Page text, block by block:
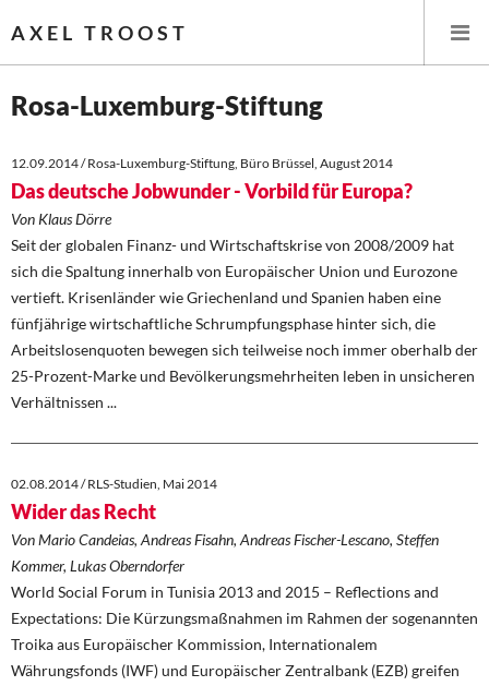
AXEL TROOST
Themen
Memo-Gruppe
Institut Solidarische Moderne
Rosa-Luxemburg-Stiftung
Rosa-Luxemburg-Stiftung
12.09.2014 / Rosa-Luxemburg-Stiftung, Büro Brüssel, August 2014
Das deutsche Jobwunder - Vorbild für Europa?
Von Klaus Dörre
Seit der globalen Finanz- und Wirtschaftskrise von 2008/2009 hat
sich die Spaltung innerhalb von Europäischer Union und Eurozone
vertieft. Krisenländer wie Griechenland und Spanien haben eine
fünfjährige wirtschaftliche Schrumpfungsphase hinter sich, die
Arbeitslosenquoten bewegen sich teilweise noch immer oberhalb der
25-Prozent-Marke und Bevölkerungsmehrheiten leben in unsicheren
Verhältnissen ...
02.08.2014 / RLS-Studien, Mai 2014
Wider das Recht
Von Mario Candeias, Andreas Fisahn, Andreas Fischer-Lescano, Steffen
Kommer, Lukas Oberndorfer
World Social Forum in Tunisia 2013 and 2015 – Reflections and
Expectations: Die Kürzungsmaßnahmen im Rahmen der sogenannten
Troika aus Europäischer Kommission, Internationalem
Währungsfonds (IWF) und Europäischer Zentralbank (EZB) greifen